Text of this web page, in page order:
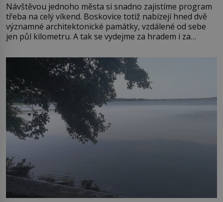
Návštěvou jednoho města si snadno zajistíme program
třeba na celý víkend. Boskovice totiž nabízejí hned dvě
významné architektonické památky, vzdálené od sebe
jen půl kilometru. A tak se vydejme za hradem i za
Boskovice na okraji Drahanské vrchoviny vznikla někdy
ve13. století, a už v roce 1313 kronikáři zaznamenali